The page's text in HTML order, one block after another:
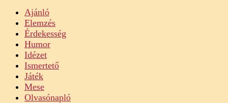
Ajánló
Elemzés
Érdekesség
Humor
Idézet
Ismertető
Játék
Mese
Olvasónapló